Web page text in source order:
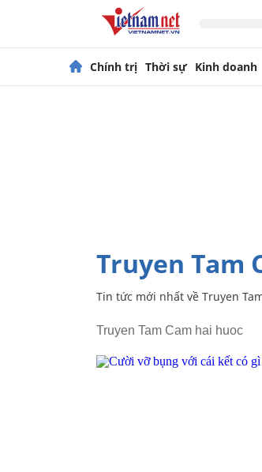
Chính trị Thời sự Kinh doanh
Truyen Tam
Tin tức mới nhất về Truyen
Truyen Tam Cam hai huoc